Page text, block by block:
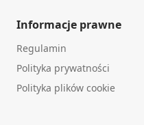
Informacje prawne
Regulamin
Polityka prywatności
Polityka plików cookie